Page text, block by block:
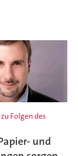
Folgen des
und